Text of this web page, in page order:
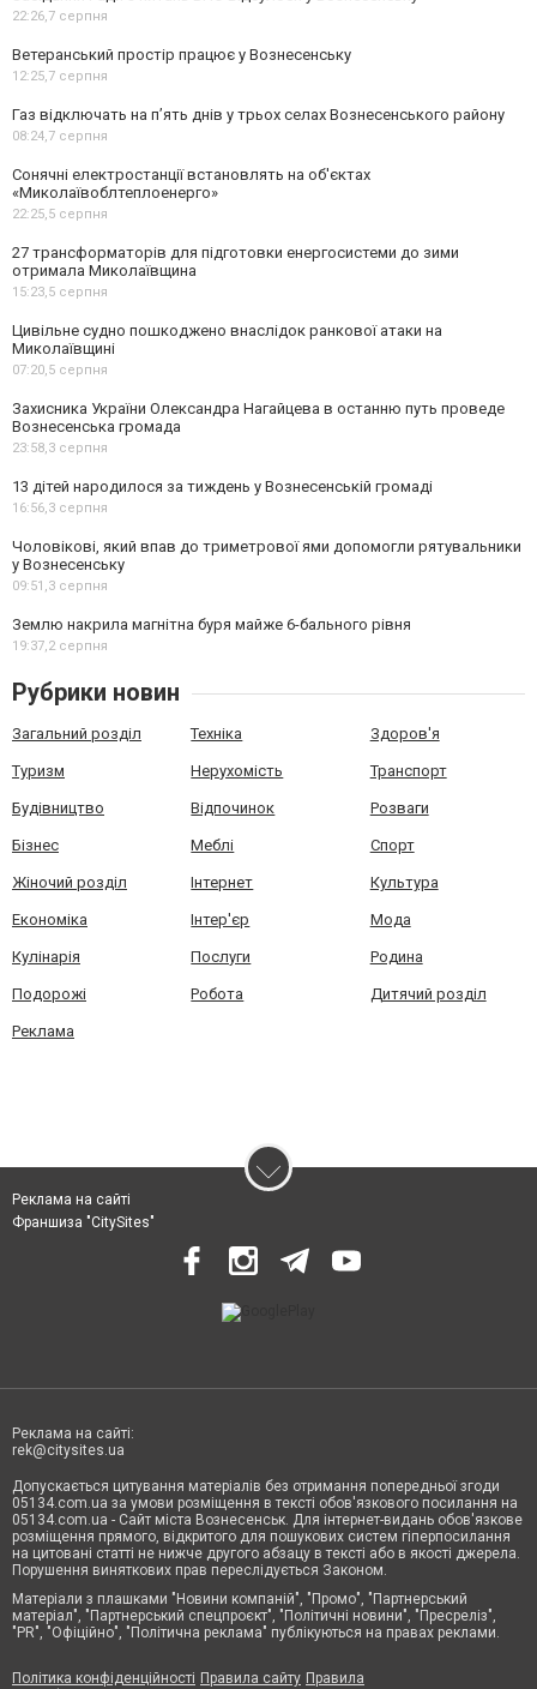
22:26,7 серпня
Ветеранський простір працює у Вознесенську
12:25,7 серпня
Газ відключать на п’ять днів у трьох селах Вознесенського району
08:24,7 серпня
Сонячні електростанції встановлять на об'єктах
«Миколаївоблтеплоенерго»
22:25,5 серпня
27 трансформаторів для підготовки енергосистеми до зими
отримала Миколаївщина
15:23,5 серпня
Цивільне судно пошкоджено внаслідок ранкової атаки на
Миколаївщині
07:20,5 серпня
Захисника України Олександра Нагайцева в останню путь проведе
Вознесенська громада
23:58,3 серпня
13 дітей народилося за тиждень у Вознесенській громаді
16:56,3 серпня
Чоловікові, який впав до триметрової ями допомогли рятувальники
у Вознесенську
09:51,3 серпня
Землю накрила магнітна буря майже 6-бального рівня
19:37,2 серпня
Рубрики новин
Загальний розділ Техніка Здоров'я
Туризм Нерухомість Транспорт
Будівництво Відпочинок Розваги
Бізнес Меблі Спорт
Жіночий розділ Інтернет Культура
Економіка Інтер'єр Мода
Кулінарія Послуги Родина
Подорожі Робота Дитячий розділ
Реклама
Реклама на сайті
Франшиза "CitySites"
Реклама на сайті:
rek@citysites.ua
Допускається цитування матеріалів без отримання попередньої згоди
05134.com.ua за умови розміщення в тексті обов'язкового посилання на
05134.com.ua - Сайт міста Вознесенськ. Для інтернет-видань обов'язкове
розміщення прямого, відкритого для пошукових систем гіперпосилання
на цитовані статті не нижче другого абзацу в тексті або в якості джерела.
Порушення виняткових прав переслідується Законом.
Матеріали з плашками "Новини компаній", "Промо", "Партнерський
матеріал", "Партнерський спецпроєкт", "Політичні новини", "Пресреліз",
"PR", "Офіційно", "Політична реклама" публікуються на правах реклами.
Політика конфіденційності Правила сайту Правила